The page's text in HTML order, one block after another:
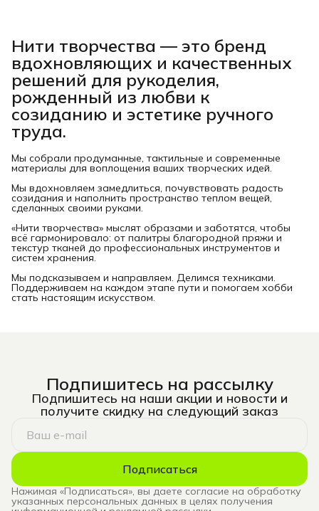
Нити творчества — это бренд
вдохновляющих и качественных
решений для рукоделия,
рожденный из любви к
созиданию и эстетике ручного
труда.
Мы собрали продуманные, тактильные и современные
материалы для воплощения ваших творческих идей.
Мы вдохновляем замедлиться, почувствовать радость
созидания и наполнить пространство теплом вещей,
сделанных своими руками.
«Нити творчества» мыслят образами и заботятся, чтобы
всё гармонировало: от палитры благородной пряжи и
текстур тканей до профессиональных инструментов и
систем хранения.
Мы подсказываем и направляем. Делимся техниками.
Поддерживаем на каждом этапе пути и помогаем хобби
стать настоящим искусством.
Подпишитесь на рассылку
Подпишитесь на наши акции и новости и
получите скидку на следующий заказ
Подписаться
Нажимая «Подписаться», вы даете согласие на обработку
указанных персональных данных в целях получения